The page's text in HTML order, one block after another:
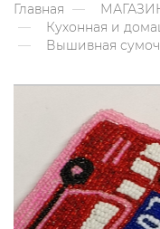
Главная
Кухонная и
Вышивная